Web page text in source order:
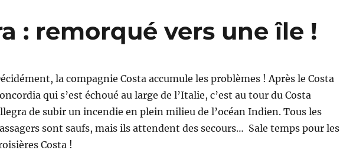
: remorqué vers une île !
la compagnie Costa accumule les problèmes ! Après le Costa
qui s’est échoué au large de l’Italie, c’est au tour du Costa
de subir un incendie en plein milieu de l’océan Indien. Tous les
sont saufs, mais ils attendent des secours… Sale temps pour les
Costa !